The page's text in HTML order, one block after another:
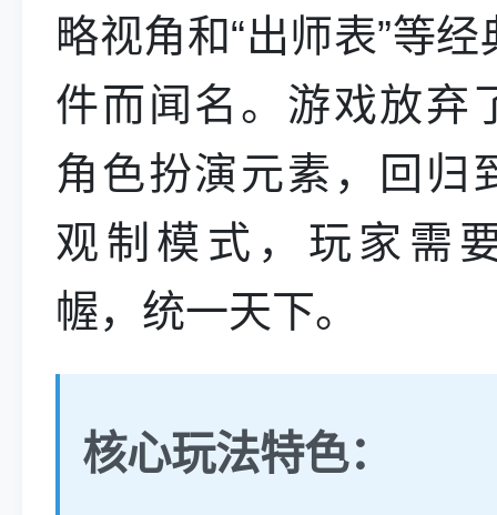
略视角和“出师表”等
件而闻名。游戏放弃
角色扮演元素，回归
观制模式，玩家需
幄，统一天下。
核心玩法特色：